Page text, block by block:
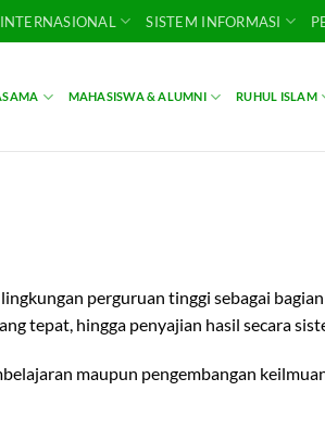
INTERNASIONAL SISTEM INFORMASI
MAHASISWA & ALUMNI RUHUL ISLAM
perguruan tinggi sebagai
tepat, hingga penyajian hasil secara
maupun pengembangan